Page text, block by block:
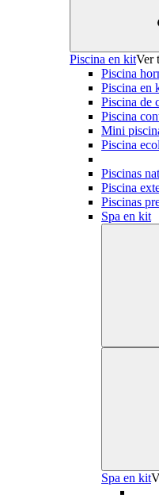
Piscina en kitVer
Piscina
Piscina en
Piscina de
Piscina
Mini
Piscina
Piscinas
Piscina
Piscinas
Spa en kit
Spa en kit